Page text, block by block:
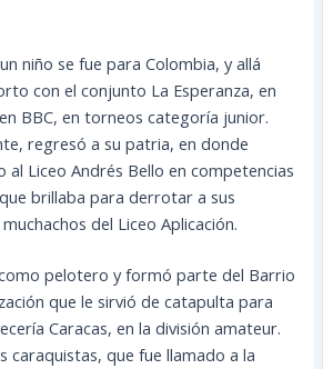
niño se fue para Colombia, y allá
con el conjunto La Esperanza, en
BBC, en torneos categoría junior.
regresó a su patria, en donde
Liceo Andrés Bello en competencias
brillaba para derrotar a sus
del Liceo Aplicación.
pelotero y formó parte del Barrio
que le sirvió de catapulta para
Caracas, en la división amateur.
caraquistas, que fue llamado a la